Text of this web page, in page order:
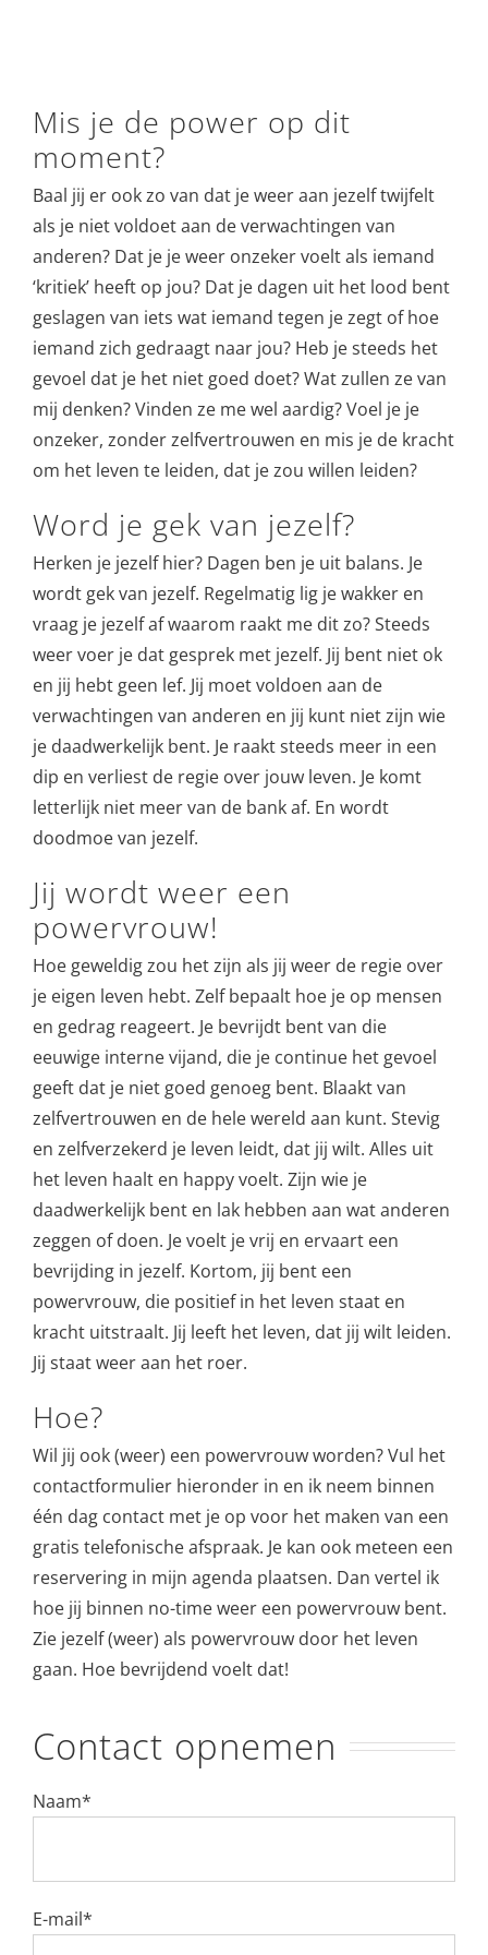
Mis je de power op dit
moment?
Baal jij er ook zo van dat je weer aan jezelf twijfelt
als je niet voldoet aan de verwachtingen van
anderen? Dat je je weer onzeker voelt als iemand
‘kritiek’ heeft op jou? Dat je dagen uit het lood bent
geslagen van iets wat iemand tegen je zegt of hoe
iemand zich gedraagt naar jou? Heb je steeds het
gevoel dat je het niet goed doet? Wat zullen ze van
mij denken? Vinden ze me wel aardig? Voel je je
onzeker, zonder zelfvertrouwen en mis je de kracht
om het leven te leiden, dat je zou willen leiden?
Word je gek van jezelf?
Herken je jezelf hier? Dagen ben je uit balans. Je
wordt gek van jezelf. Regelmatig lig je wakker en
vraag je jezelf af waarom raakt me dit zo? Steeds
weer voer je dat gesprek met jezelf. Jij bent niet ok
en jij hebt geen lef. Jij moet voldoen aan de
verwachtingen van anderen en jij kunt niet zijn wie
je daadwerkelijk bent. Je raakt steeds meer in een
dip en verliest de regie over jouw leven. Je komt
letterlijk niet meer van de bank af. En wordt
doodmoe van jezelf.
Jij wordt weer een
powervrouw!
Hoe geweldig zou het zijn als jij weer de regie over
je eigen leven hebt. Zelf bepaalt hoe je op mensen
en gedrag reageert. Je bevrijdt bent van die
eeuwige interne vijand, die je continue het gevoel
geeft dat je niet goed genoeg bent. Blaakt van
zelfvertrouwen en de hele wereld aan kunt. Stevig
en zelfverzekerd je leven leidt, dat jij wilt. Alles uit
het leven haalt en happy voelt. Zijn wie je
daadwerkelijk bent en lak hebben aan wat anderen
zeggen of doen. Je voelt je vrij en ervaart een
bevrijding in jezelf. Kortom, jij bent een
powervrouw, die positief in het leven staat en
kracht uitstraalt. Jij leeft het leven, dat jij wilt leiden.
Jij staat weer aan het roer.
Hoe?
Wil jij ook (weer) een powervrouw worden? Vul het
contactformulier hieronder in en ik neem binnen
één dag contact met je op voor het maken van een
gratis telefonische afspraak. Je kan ook meteen een
reservering in mijn agenda plaatsen. Dan vertel ik
hoe jij binnen no-time weer een powervrouw bent.
Zie jezelf (weer) als powervrouw door het leven
gaan. Hoe bevrijdend voelt dat!
Contact opnemen
Naam*
E-mail*